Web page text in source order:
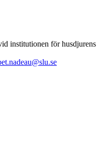
institutionen för husdjurens